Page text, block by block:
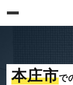
本庄市で